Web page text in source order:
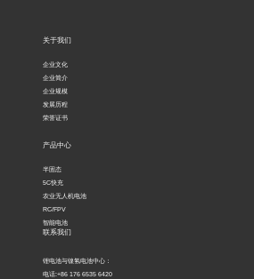
邮
箱：
way
ne@
vigor
关于我们
企业文化
企业简介
企业规模
发展历程
荣誉证书
产品中心
半固态
5C快充
农业无人机电池
RC/FPV
智能电池
联系我们
锂电池与镍氢电池中心：
电话:+86 176 6535 6420